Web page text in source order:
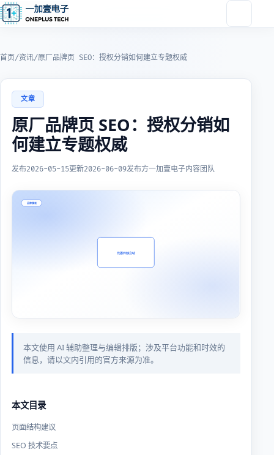
首页/资讯/原厂品牌页 SEO：授权分销如何建立专题权威
文章
原厂品牌页 SEO：授权分销如
何建立专题权威
发布2026-05-15更新2026-06-09发布方一加壹电子内容团队
本文使用 AI 辅助整理与编辑排版；涉及平台功能和时效的
信息，请以文内引用的官方来源为准。
本文目录
页面结构建议
SEO 技术要点